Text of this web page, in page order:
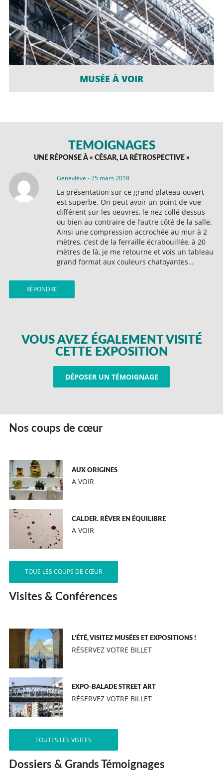
MUSÉE À VOIR
TÉMOIGNAGES
UNE RÉPONSE À « CÉSAR, LA RÉTROSPECTIVE»
Geneviève -25 mars 2018
La présentation sur ce grand plateau ouvert
est superbe. On peut avoir un point de vue
différent sur les oeuvres, le nez collé dessus
ou bien au contraire de l’autre côté de la salle.
Ainsi une compression accrochée au mur à 2
mètres, c’est de la ferraille écrabouillée, à 20
mètres de là, je me retourne et vois un tableau
grand format aux couleurs chatoyantes…
RÉPONDRE
VOUS AVEZ ÉGALEMENT VISITÉ
CETTE EXPOSITION
DÉPOSER UN TÉMOIGNAGE
Nos coups de cœur
AUX ORIGINES
A VOIR
CALDER. RÊVER EN ÉQUILIBRE
A VOIR
TOUS LES COUPS DE CŒUR
Visites & Conférences
L’ÉTÉ, VISITEZ MUSÉES ET EXPOSITIONS !
RÉSERVEZ VOTRE BILLET
EXPO-BALADE STREET ART
RÉSERVEZ VOTRE BILLET
TOUTES LES VISITES
Dossiers & Grands Témoignages